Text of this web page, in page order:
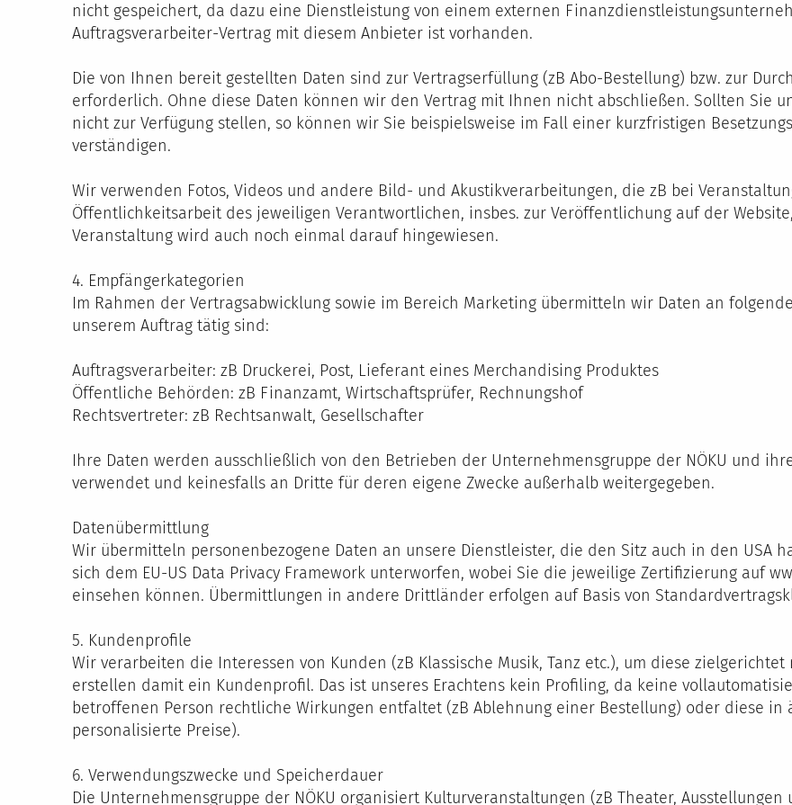
nicht gespeichert, da dazu eine Dienstleistung von einem externen
Auftragsverarbeiter-Vertrag mit diesem Anbieter ist vorhanden.
Die von Ihnen bereit gestellten Daten sind zur Vertragserfüllung (zB Abo-Bestellung) bzw. zur
erforderlich. Ohne diese Daten können wir den Vertrag mit Ihnen nicht abschließen. Sollten Sie
nicht zur Verfügung stellen, so können wir Sie beispielsweise im Fall einer kurzfristigen
verständigen.
Wir verwenden Fotos, Videos und andere Bild- und Akustikverarbeitungen, die zB bei
Öffentlichkeitsarbeit des jeweiligen Verantwortlichen, insbes. zur Veröffentlichung auf der
Veranstaltung wird auch noch einmal darauf hingewiesen.
4. Empfängerkategorien
Im Rahmen der Vertragsabwicklung sowie im Bereich Marketing übermitteln wir Daten an
unserem Auftrag tätig sind:
Auftragsverarbeiter: zB Druckerei, Post, Lieferant eines Merchandising Produktes
Öffentliche Behörden: zB Finanzamt, Wirtschaftsprüfer, Rechnungshof
Rechtsvertreter: zB Rechtsanwalt, Gesellschafter
Ihre Daten werden ausschließlich von den Betrieben der Unternehmensgruppe der NÖKU und
verwendet und keinesfalls an Dritte für deren eigene Zwecke außerhalb weitergegeben.
Datenübermittlung
Wir übermitteln personenbezogene Daten an unsere Dienstleister, die den Sitz auch in den USA
sich dem EU-US Data Privacy Framework unterworfen, wobei Sie die jeweilige Zertifizierung auf
einsehen können. Übermittlungen in andere Drittländer erfolgen auf Basis von
5. Kundenprofile
Wir verarbeiten die Interessen von Kunden (zB Klassische Musik, Tanz etc.), um diese
erstellen damit ein Kundenprofil. Das ist unseres Erachtens kein Profiling, da keine
betroffenen Person rechtliche Wirkungen entfaltet (zB Ablehnung einer Bestellung) oder diese
personalisierte Preise).
6. Verwendungszwecke und Speicherdauer
Die Unternehmensgruppe der NÖKU organisiert Kulturveranstaltungen (zB Theater,